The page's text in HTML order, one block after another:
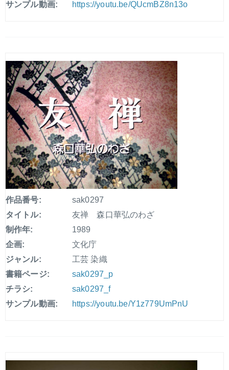
サンプル動画: https://youtu.be/QUcmBZ8n13o
作品番号:
sak0297
タイトル:
友禅 森口華弘のわざ
制作年:
1989
企画:
文化庁
ジャンル:
工芸 染織
書籍ページ:
sak0297_p
チラシ:
sak0297_f
サンプル動画:
https://youtu.be/Y1z779UmPnU